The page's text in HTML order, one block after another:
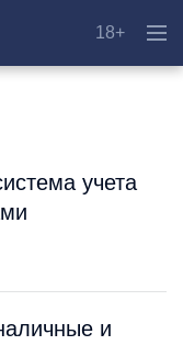
18+
учета
и